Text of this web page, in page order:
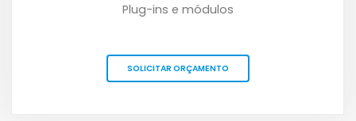
Plug-ins e módulos
SOLICITAR ORÇAMENTO